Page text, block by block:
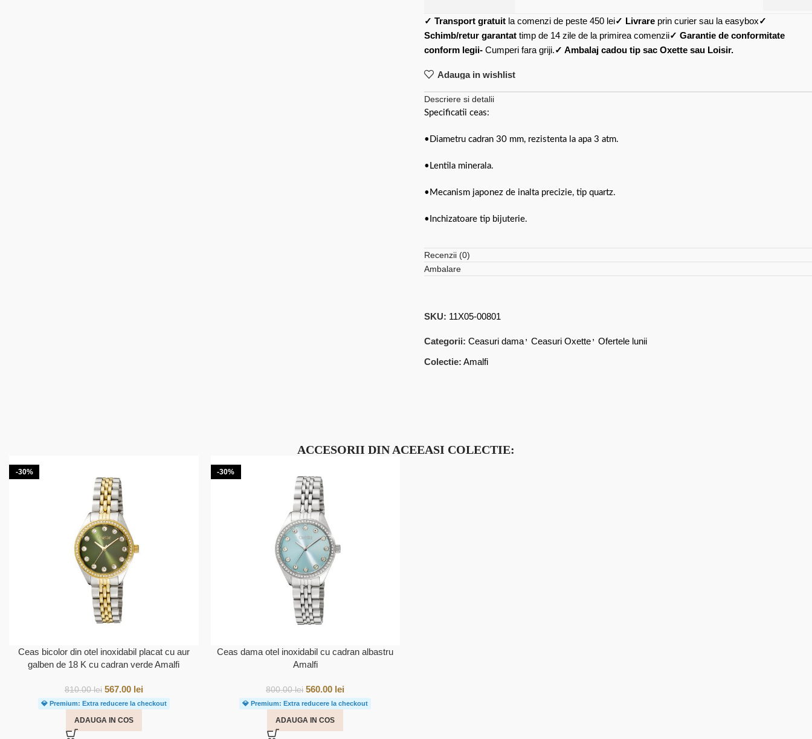
✓ Transport gratuit la comenzi de peste 450 lei✓ Livrare prin curier sau la easybox✓
Schimb/retur garantat timp de 14 zile de la primirea comenzii✓ Garantie de conformitate
conform legii- Cumperi fara griji.✓ Ambalaj cadou tip sac Oxette sau Loisir.
Adauga in wishlist
Descriere si detalii
Specificatii ceas:
•Diametru cadran 30 mm, rezistenta la apa 3 atm.
•Lentila minerala.
•Mecanism japonez de inalta precizie, tip quartz.
•Inchizatoare tip bijuterie.
Recenzii (0)
Ambalare
SKU: 11X05-00801
Categorii: Ceasuri dama, Ceasuri Oxette, Ofertele lunii
Colectie: Amalfi
ACCESORII DIN ACEEASI COLECTIE:
-30%
Ceas bicolor din otel inoxidabil placat cu aur
galben de 18 K cu cadran verde Amalfi
810.00lei 567.00 lei
💎 Premium: Extra reducere la checkout
ADAUGA IN COS
-30%
Ceas dama otel inoxidabil cu cadran albastru
Amalfi
800.00lei 560.00 lei
💎 Premium: Extra reducere la checkout
ADAUGA IN COS